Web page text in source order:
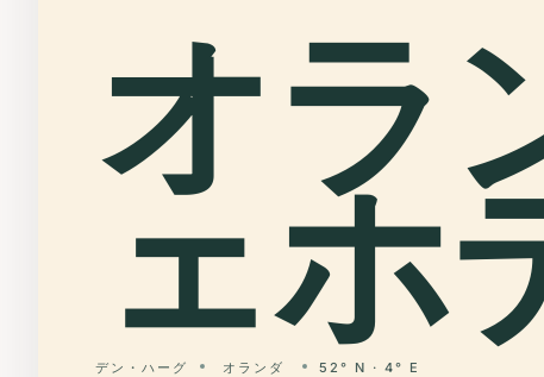
オラ
ェホ
デン・ハーグ オランダ 52° N · 4° E